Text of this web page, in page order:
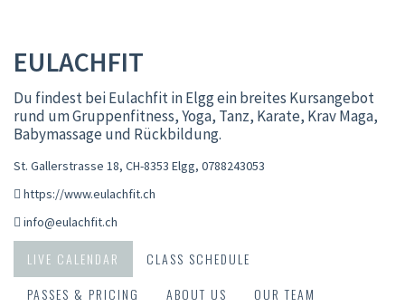
EULACHFIT
Du findest bei Eulachfit in Elgg ein breites Kursangebot
rund um Gruppenfitness, Yoga, Tanz, Karate, Krav Maga,
Babymassage und Rückbildung.
St. Gallerstrasse 18, CH-8353 Elgg, 0788243053
https://www.eulachfit.ch
info@eulachfit.ch
LIVE CALENDAR
CLASS SCHEDULE
PASSES & PRICING
ABOUT US OUR TEAM